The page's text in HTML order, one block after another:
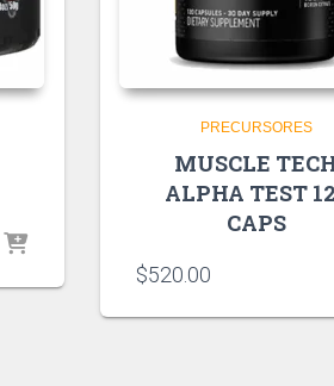
PRECURSORES
MUSCLE
ALPHA TEST
CAPS
$520.00